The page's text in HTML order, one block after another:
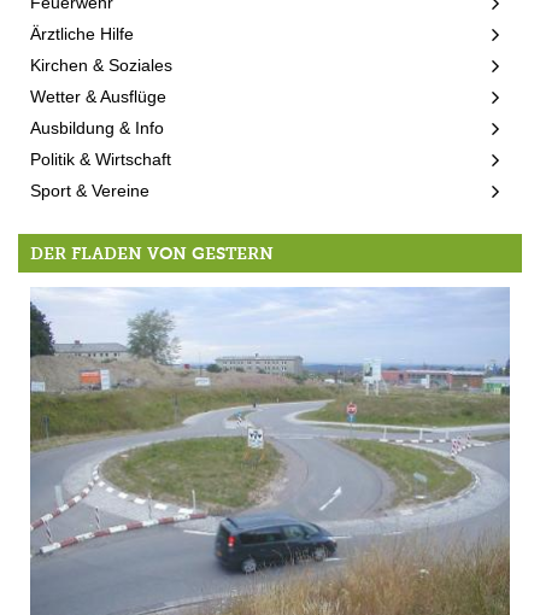
Ärztliche Hilfe
Kirchen & Soziales
Wetter & Ausflüge
Ausbildung & Info
Politik & Wirtschaft
Sport & Vereine
DER FLADEN VON GESTERN